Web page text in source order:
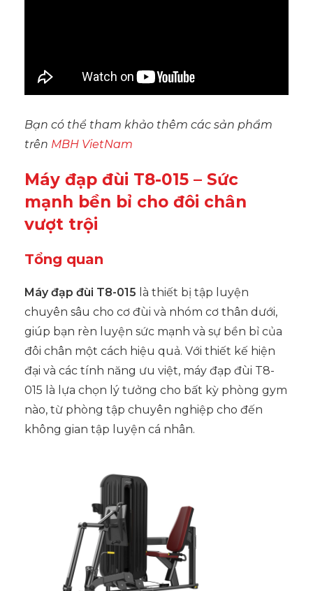
Bạn có thể tham khảo thêm các sản phẩm
trên MBH VietNam
Máy đạp đùi T8-015 – Sức
mạnh bền bỉ cho đôi chân
vượt trội
Tổng quan
Máy đạp đùi T8-015 là thiết bị tập luyện
chuyên sâu cho cơ đùi và nhóm cơ thân dưới,
giúp bạn rèn luyện sức mạnh và sự bền bỉ của
đôi chân một cách hiệu quả. Với thiết kế hiện
đại và các tính năng ưu việt, máy đạp đùi T8-
015 là lựa chọn lý tưởng cho bất kỳ phòng gym
nào, từ phòng tập chuyên nghiệp cho đến
không gian tập luyện cá nhân.